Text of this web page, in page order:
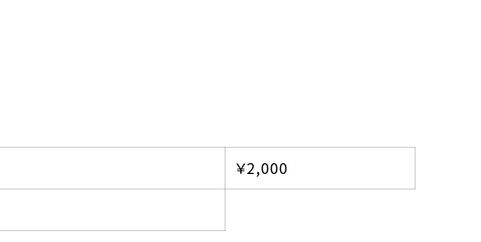
￥2,000